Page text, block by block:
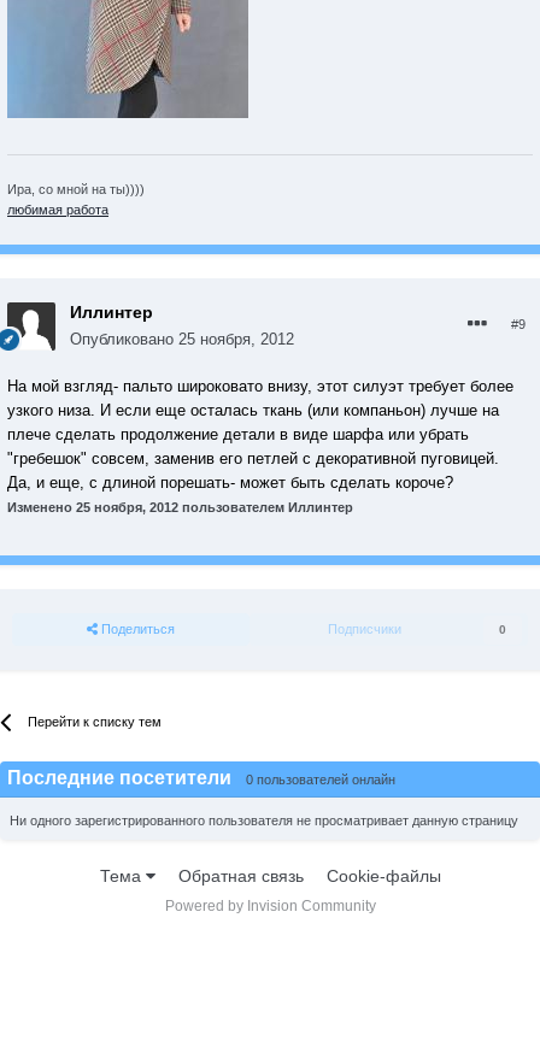
Ира, со мной на ты))))
любимая работа
Иллинтер
Опубликовано 25 ноября, 2012
#9
На мой взгляд- пальто широковато внизу, этот силуэт требует более
узкого низа. И если еще осталась ткань (или компаньон) лучше на
плече сделать продолжение детали в виде шарфа или убрать
"гребешок" совсем, заменив его петлей с декоративной пуговицей.
Да, и еще, с длиной порешать- может быть сделать короче?
Изменено 25 ноября, 2012 пользователем Иллинтер
Поделиться Подписчики 0
Перейти к списку тем
Последние посетители 0 пользователей онлайн
Ни одного зарегистрированного пользователя не просматривает данную страницу
Тема Обратная связь Cookie-файлы
Powered by Invision Community